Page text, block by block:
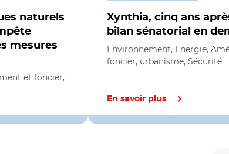
naturels
mesures
et foncier,
Xynthia, cinq ans
bilan sénatorial en
Environnement, Energie,
foncier, urbanisme, Sécurité
En savoir plus